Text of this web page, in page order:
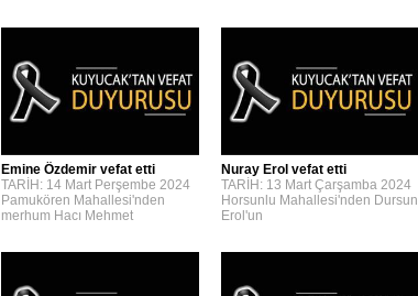
Emine Özdemir vefat etti
TARİH: 14 Mart Perşembe 2024
Pamukören Mahallesi'nden
merhum Hacı Mehmet
Nuray Erol vefat etti
TARİH: 13 Mart Çarşamba 2024
Horsunlu Mahallesi'nden Dursun
Erol'un